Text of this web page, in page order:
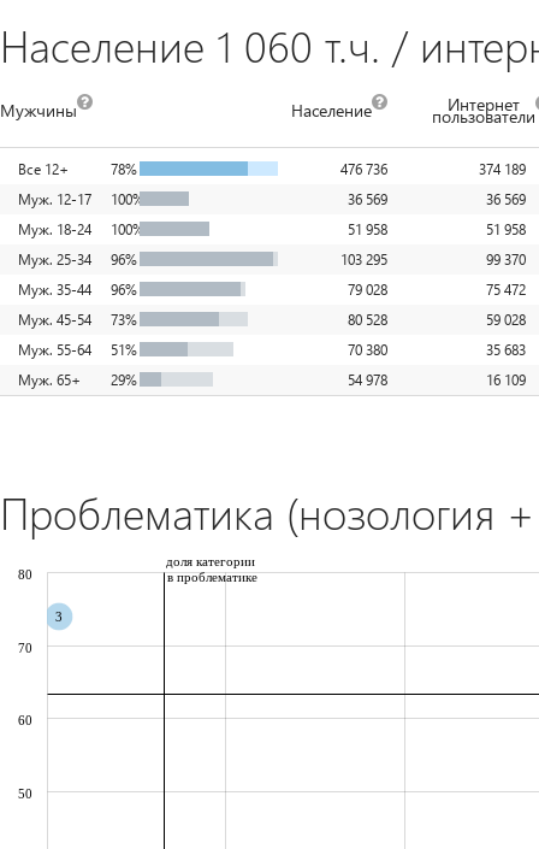
Население 1 060 т.ч. /
Мужчины Население Интернет
пользователи
Все 12+ 78% 476 736
374 189
Муж. 12-17
100% 36 569
36 569
Муж. 18-24
100% 51 958
51 958
Муж. 25-34
96% 103 295
99 370
Муж. 35-44
96% 79 028
75 472
Муж. 45-54
73% 80 528
59 028
Муж. 55-64
51% 70 380
35 683
Муж. 65+
29% 54 978 16 109
Проблематика (нозология +
3
50
60
70
80
доля категории
в проблематике